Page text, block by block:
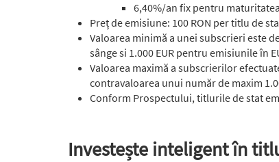
6,40%/an fix pentru
Preț de emisiune: 100 RON per titlu de
Valoarea minimă a unei subscrieri este
sânge si 1.000 EUR pentru emisiunile în
Valoarea maximă a subscrierilor
contravaloarea unui număr de maxim
Conform Prospectului, titlurile de stat
Investește inteligent în